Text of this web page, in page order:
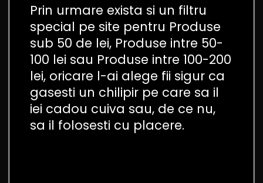
Prin urmare exista si un filtru
special pe site pentru Produse
sub 50 de lei, Produse intre 50-
100 lei sau Produse intre 100-200
lei, oricare l-ai alege fii sigur ca
gasesti un chilipir pe care sa il
iei cadou cuiva sau, de ce nu,
sa il folosesti cu placere.